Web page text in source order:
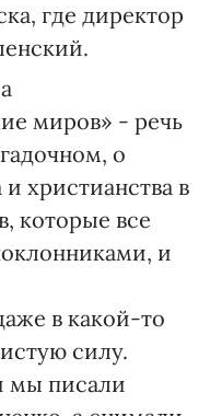
где директор
миров» - речь
о
христианства в
которые все
и
в какой-то
силу.
мы писали